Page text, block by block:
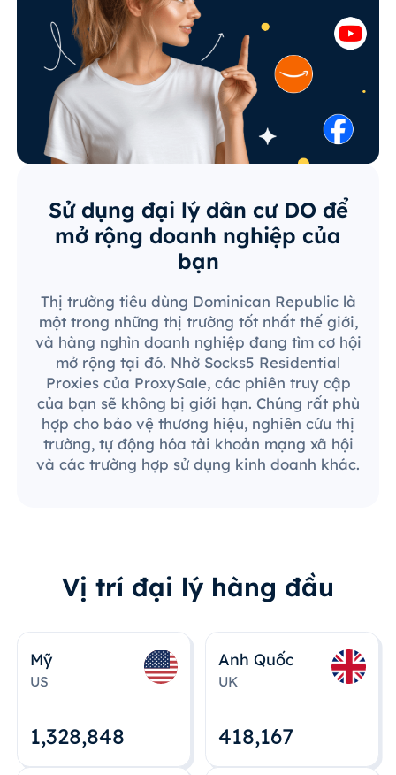
Sử dụng đại lý dân cư DO để
mở rộng doanh nghiệp của
bạn
Thị trường tiêu dùng Dominican Republic là
một trong những thị trường tốt nhất thế giới,
và hàng nghìn doanh nghiệp đang tìm cơ hội
mở rộng tại đó. Nhờ Socks5 Residential
Proxies của ProxySale, các phiên truy cập
của bạn sẽ không bị giới hạn. Chúng rất phù
hợp cho bảo vệ thương hiệu, nghiên cứu thị
trường, tự động hóa tài khoản mạng xã hội
và các trường hợp sử dụng kinh doanh khác.
Vị trí đại lý hàng đầu
Mỹ
US
1,328,848
Anh Quốc
UK
418,167